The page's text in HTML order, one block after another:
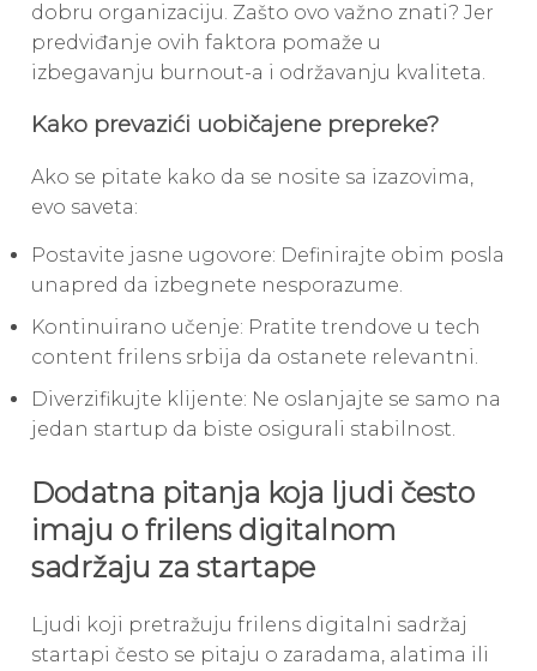
dobru organizaciju. Zašto ovo važno znati? Jer
predviđanje ovih faktora pomaže u
izbegavanju burnout-a i održavanju kvaliteta.
Kako prevazići uobičajene prepreke?
Ako se pitate kako da se nosite sa izazovima,
evo saveta:
Postavite jasne ugovore: Definirajte obim posla
unapred da izbegnete nesporazume.
Kontinuirano učenje: Pratite trendove u tech
content frilens srbija da ostanete relevantni.
Diverzifikujte klijente: Ne oslanjajte se samo na
jedan startup da biste osigurali stabilnost.
Dodatna pitanja koja ljudi često
imaju o frilens digitalnom
sadržaju za startape
Ljudi koji pretražuju frilens digitalni sadržaj
startapi često se pitaju o zaradama, alatima ili